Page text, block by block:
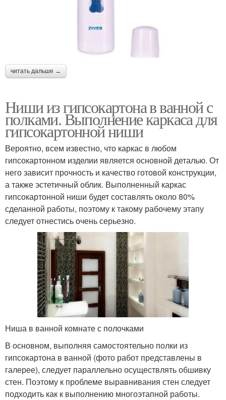
читать дальше →
Ниши из гипсокартона в ванной с
полками. Выполнение каркаса для
гипсокартонной ниши
Вероятно, всем известно, что каркас в любом
гипсокартонном изделии является основной деталью. От
него зависит прочность и качество готовой конструкции,
а также эстетичный облик. Выполненный каркас
гипсокартонной ниши будет составлять около 80%
сделанной работы, поэтому к такому рабочему этапу
следует отнестись очень серьезно.
Ниша в ванной комнате с полочками
В основном, выполняя самостоятельно полки из
гипсокартона в ванной (фото работ представлены в
галерее), следует параллельно осуществлять обшивку
стен. Поэтому к проблеме выравнивания стен следует
подходить как к выполнению многоэтапной работы.